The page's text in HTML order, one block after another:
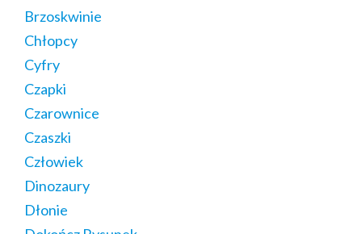
Brzoskwinie
Chłopcy
Cyfry
Czapki
Czarownice
Czaszki
Człowiek
Dinozaury
Dłonie